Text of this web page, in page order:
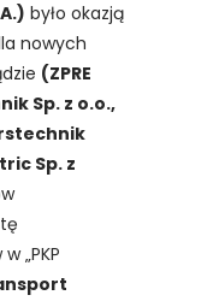
było okazją
nowych
(ZPRE
Sp. z o.o.,
Sp. z
„PKP